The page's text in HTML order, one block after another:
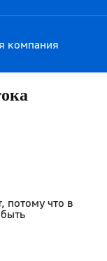
компания
потому что в